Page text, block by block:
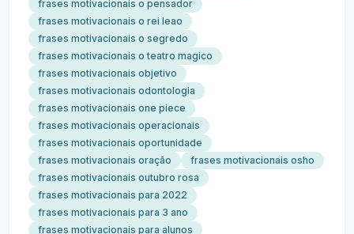
frases motivacionais o pensador
frases motivacionais o rei leao
frases motivacionais o segredo
frases motivacionais o teatro magico
frases motivacionais objetivo
frases motivacionais odontologia
frases motivacionais one piece
frases motivacionais operacionais
frases motivacionais oportunidade
frases motivacionais oração
frases motivacionais osho
frases motivacionais outubro rosa
frases motivacionais para 2022
frases motivacionais para 3 ano
frases motivacionais para alunos